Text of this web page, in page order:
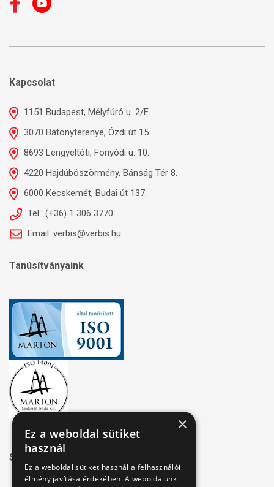
Kapcsolat
1151 Budapest, Mélyfúró u. 2/E.
3070 Bátonyterenye, Ózdi út 15.
8693 Lengyeltóti, Fonyódi u. 10.
4220 Hajdúböszörmény, Bánság Tér 8.
6000 Kecskemét, Budai út 137.
Tel.: (+36) 1 306 3770
Email: verbis@verbis.hu
Tanúsítványaink
Széchenyi 2020
×
Ez a weboldal sütiket
használ
Ez a weboldal sütiket használ a felhasználói
élmény javítása érdekében. A weboldalunk